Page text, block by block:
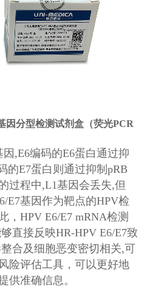
因分型检测试剂盒（荧光PCR
,E6编码的E6蛋白通过抑
的E7蛋白则通过抑制pRB
过程中,L1基因会丢失,但
E7基因作为靶点的HPV检
，HPV E6/E7 mRNA检测
直接反映HR-HPV E6/E7致
合及细胞恶变密切相关,可
险评估工具，可以更好地
供准确信息。